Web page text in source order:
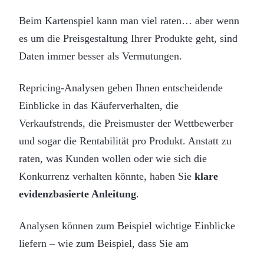
Beim Kartenspiel kann man viel raten… aber wenn
es um die Preisgestaltung Ihrer Produkte geht, sind
Daten immer besser als Vermutungen.
Repricing-Analysen geben Ihnen entscheidende
Einblicke in das Käuferverhalten, die
Verkaufstrends, die Preismuster der Wettbewerber
und sogar die Rentabilität pro Produkt. Anstatt zu
raten, was Kunden wollen oder wie sich die
Konkurrenz verhalten könnte, haben Sie klare
evidenzbasierte Anleitung.
Analysen können zum Beispiel wichtige Einblicke
liefern – wie zum Beispiel, dass Sie am